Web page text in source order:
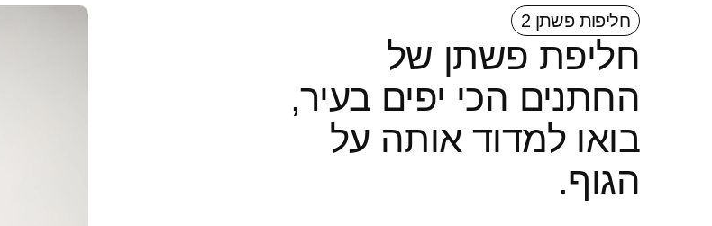
חליפות פשתן 2
חליפת פשתן של
החתנים הכי יפים בעיר,
בואו למדוד אותה על
הגוף.